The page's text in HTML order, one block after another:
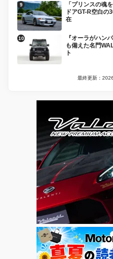
「プリンスの魂
ドアGT-R空白
在
『オーラがハン
も備えた名門
ト
最終更新：